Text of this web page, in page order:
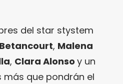
del star stystem
, Malena
, Clara Alonso y un
que pondrán el